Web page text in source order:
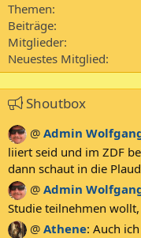
Themen
Beiträge
Mitglieder
Neuestes Mitglied
Shoutbox
@ Admin
liiert seid und im ZDF
dann schaut in die
@ Admin
Studie teilnehmen
@ Athene: Auch